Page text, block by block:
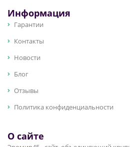
Информация
Гарантии
Контакты
Новости
Блог
Отзывы
Политика конфиденциальности
О сайте